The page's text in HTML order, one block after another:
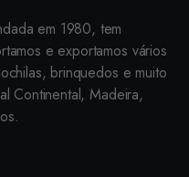
em 1980, tem
e exportamos vários
brinquedos e muito
Continental, Madeira,